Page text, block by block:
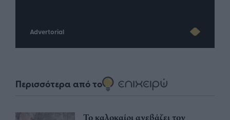
Advertorial
Περισσότερα από το